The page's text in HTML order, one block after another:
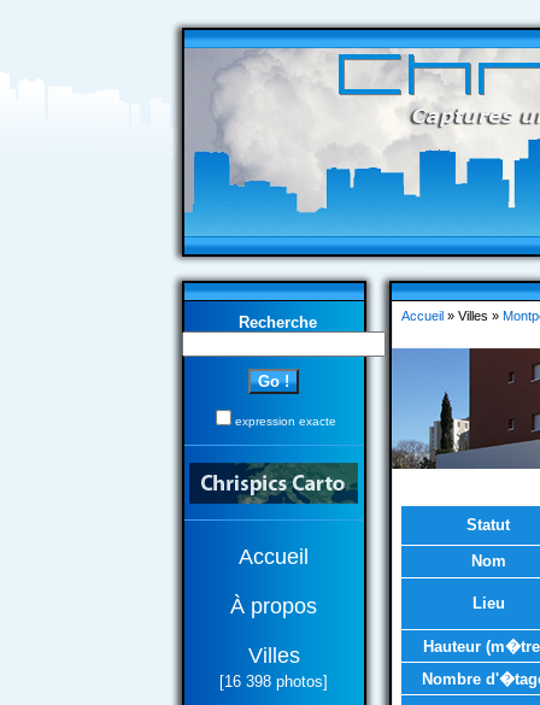
Recherche
expression exacte
Accueil
À propos
Villes
[16 398 photos]
Accueil» Villes »
Statut
Nom
Lieu
Hauteur
Nombre